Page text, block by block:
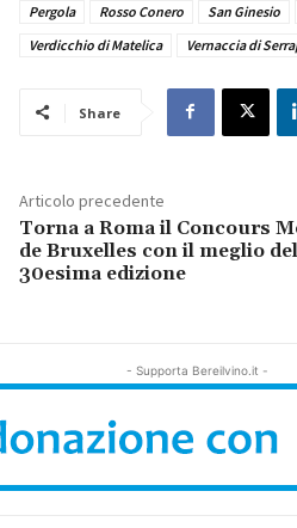
Pergola
Rosso Conero San Ginesio
Verdicchio di Matelica
Vernaccia di
Share
Articolo precedente
Torna a Roma il Concours
de Bruxelles con il meglio
30esima edizione
- Supporta Bereilvino.it -